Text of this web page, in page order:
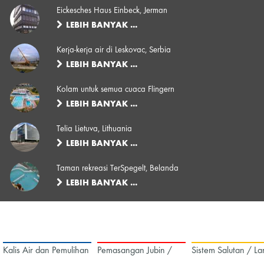
Eickesches Haus Einbeck, Jerman
LEBIH BANYAK ...
Kerja-kerja air di Leskovac, Serbia
LEBIH BANYAK ...
Kolam untuk semua cuaca Flingern
LEBIH BANYAK ...
Telia Lietuva, Lithuania
LEBIH BANYAK ...
Taman rekreasi TerSpegelt, Belanda
LEBIH BANYAK ...
Kalis Air dan Pemulihan
Pemasangan Jubin /
Sistem Salutan /